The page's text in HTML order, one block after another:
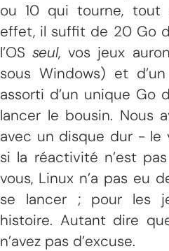
ou 10 qui tourne, tout
effet, il suffit de 20 Go
l’OSseul, vos jeux
sous Windows) et
assorti d’un unique Go
lancer le bousin. Nous
avec un disque dur - le
si la réactivité n’est
vous, Linux n’a pas eu
se lancer ; pour les
histoire. Autant dire
n’avez pas d’excuse.